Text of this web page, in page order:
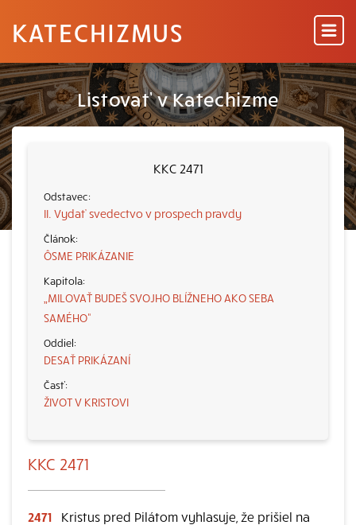
KATECHIZMUS
Listovať v Katechizme
KKC 2471
II. Vydať svedectvo v prospech pravdy
ÔSME PRIKÁZANIE
„MILOVAŤ BUDEŠ SVOJHO BLÍŽNEHO AKO SEBA
SAMÉHO“
DESAŤ PRIKÁZANÍ
ŽIVOT V KRISTOVI
KKC 2471
2471
Kristus pred Pilátom vyhlasuje, že prišiel na